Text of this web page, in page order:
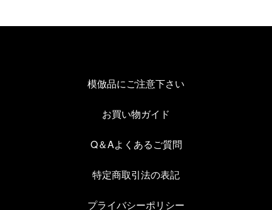
わないと当社が判断した場合には、抽選から除外させていただくことがご
に損害が生じた場合、当該応募者に対して損害賠償を請求できるものとし
公序良俗に反する行為、法令条例に違反する行為、犯罪的行為に結びつく
第三者（他社及び他社製品を含む）または当社を誹謗・中傷もしくは名誉
を毀損する行為、ならびにそれらのおそれがある行為を行った場合。
本キャンペーンを利用した営業行為、営利目的行為またはその準備を目的
ハードウェア・通信機器等の機能を妨害、破壊、制限する等、本キャンペ
ーンの運営妨害を行った場合。
他の個人情報等を不正に使用した場合。
模倣品にご注意下さい
お買い物ガイド
Q＆Aよくあるご質問
特定商取引法の表記
プライバシーポリシー